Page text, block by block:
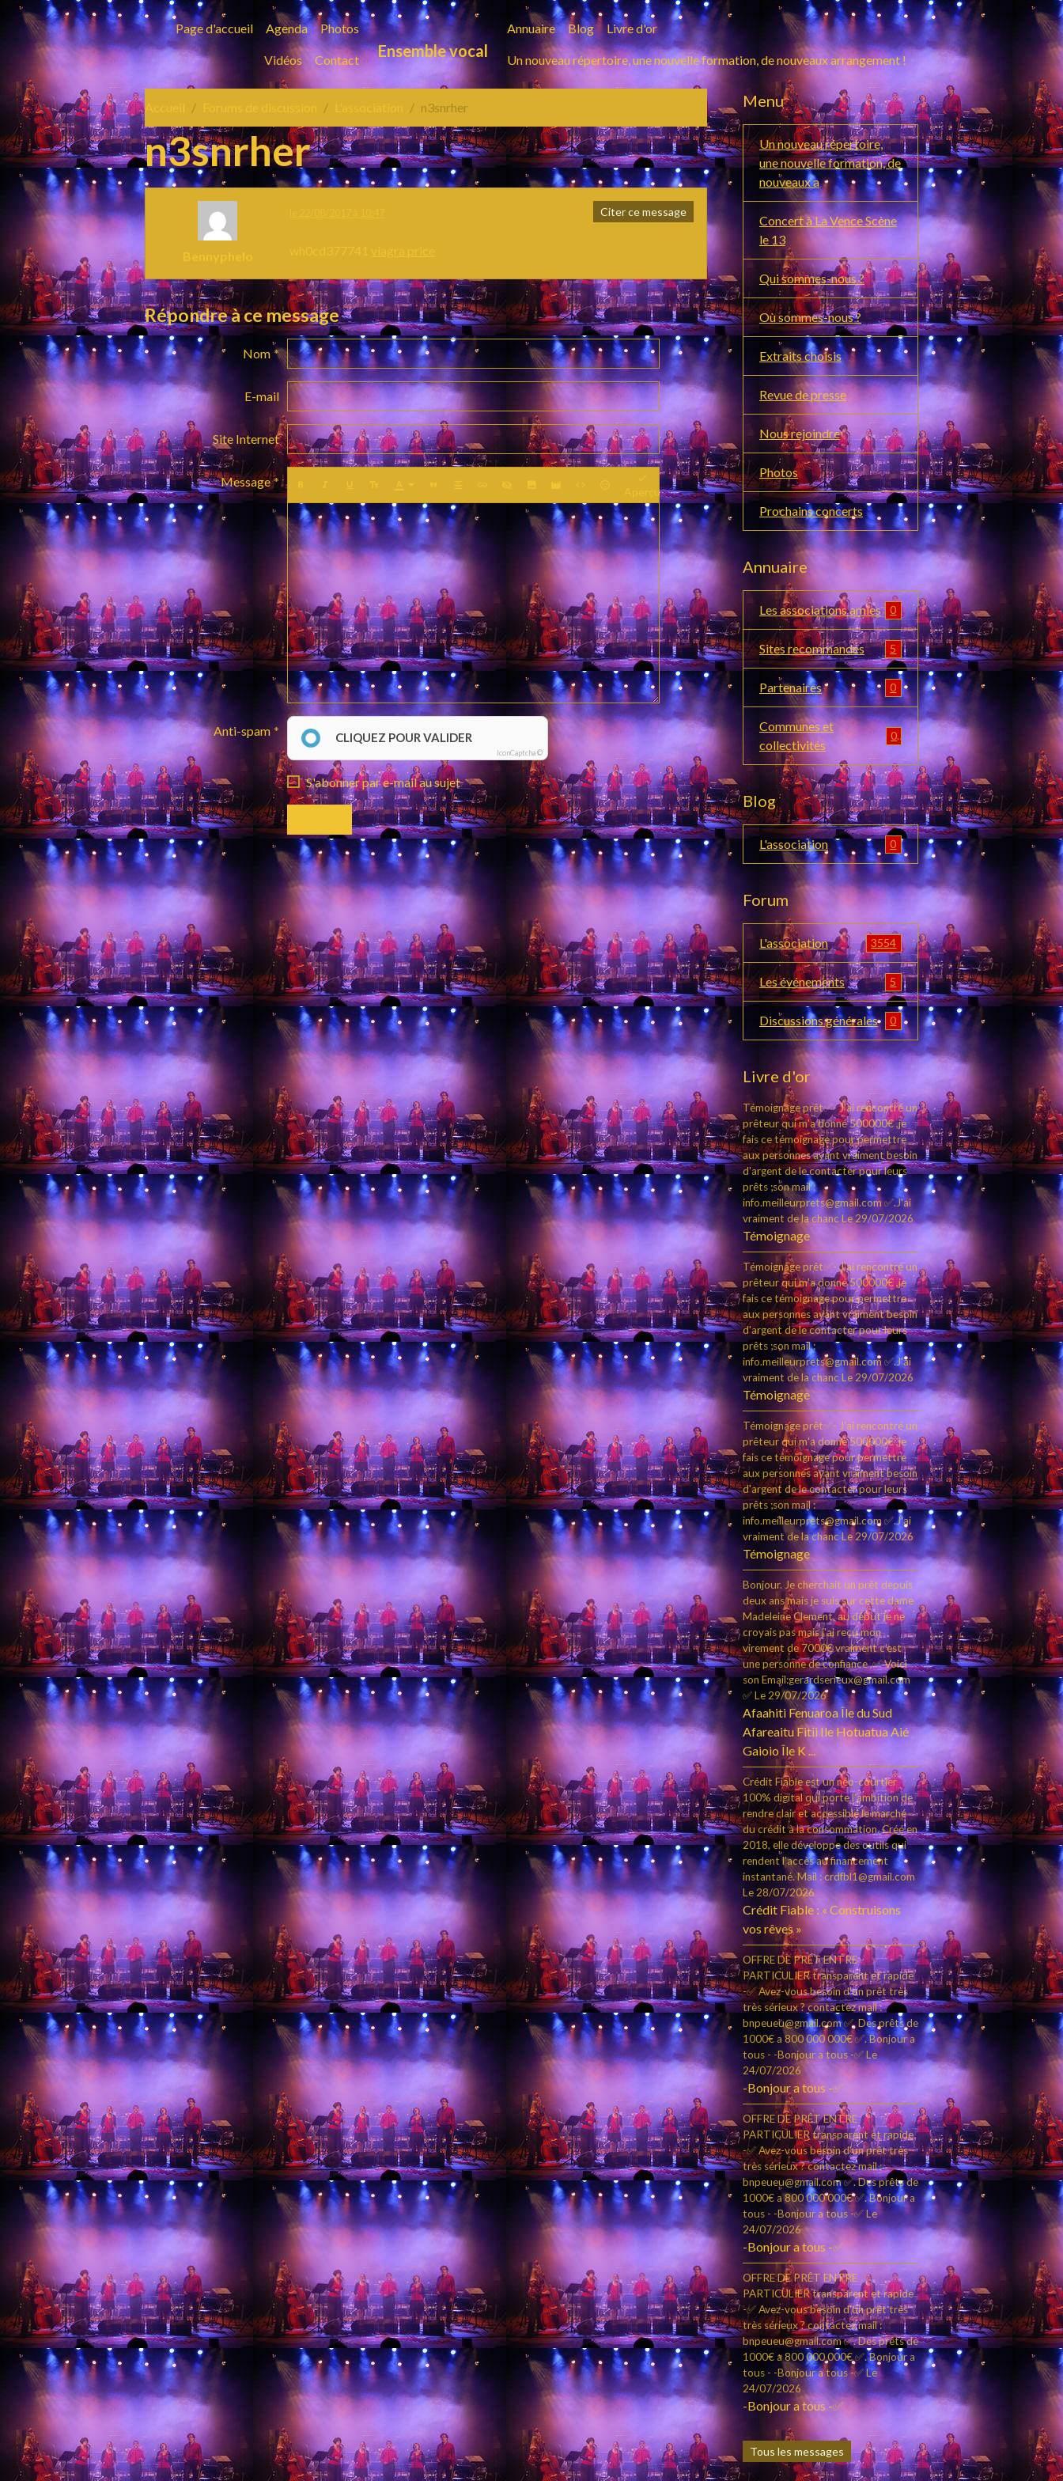
Page d'accueil Agenda Photos
Vidéos Contact Ensemble vocal
Annuaire Blog Livre d'or
Un nouveau répertoire, une nouvelle formation, de nouveaux arrangement !
Accueil Forums de discussion L'association n3snrher
n3snrher
Bennyphelo
Citer ce message
wh0cd377741 viagra price
Répondre à ce message
Nom
E-mail
Site Internet
Message
Aperçu
Anti-spam CLIQUEZ POUR VALIDER
IconCaptcha ©
S'abonner par e-mail au sujet
Menu
Un nouveau répertoire,
une nouvelle formation, de
nouveaux a
Concert à La Vence Scène
le 13
Qui sommes-nous ?
Où sommes-nous ?
Extraits choisis
Revue de presse
Nous rejoindre
Photos
Prochains concerts
Annuaire
Les associations amies 0
Sites recommandés 5
Partenaires 0
Communes et
collectivités
0
Blog
L'association 0
Forum
L'association 3554
Les événements 5
Discussions générales 0
Livre d'or
Témoignage prêt✅- J'ai rencontré un
prêteur qui m'a donné 500000€ ,je
fais ce témoignage pour permettre
aux personnes ayant vraiment besoin
d'argent de le contacter pour leurs
prêts ;son mail :
info.meilleurprets@gmail.com ✅.J'ai
vraiment de la chancLe 29/07/2026
Témoignage
Témoignage prêt✅- J'ai rencontré un
prêteur qui m'a donné 500000€ ,je
fais ce témoignage pour permettre
aux personnes ayant vraiment besoin
d'argent de le contacter pour leurs
prêts ;son mail :
info.meilleurprets@gmail.com ✅.J'ai
vraiment de la chanc Le 29/07/2026
Témoignage
Témoignage prêt✅- J'ai rencontré un
prêteur qui m'a donné 500000€ ,je
fais ce témoignage pour permettre
aux personnes ayant vraiment besoin
d'argent de le contacter pour leurs
prêts ;son mail :
info.meilleurprets@gmail.com ✅.J'ai
vraiment de la chancLe 29/07/2026
Témoignage
Bonjour. Je cherchait un prêt depuis
deux ans mais je suis sur cette dame
Madeleine Clement, au début je ne
croyais pas mais j'ai reçu mon
virement de 7000€ vraiment c’est
une personne de confiance ,✅ Voici
son Email:gerardserieux@gmail.com
✅Le 29/07/2026
Afaahiti Fenuaroa Île du Sud
Afareaitu Fitii Ile Hotuatua Aié
Gaioio Île K ...
Crédit Fiable est un néo-courtier
100% digital qui porte l’ambition de
rendre clair et accessible le marché
du crédit à la consommation. Créé en
2018, elle développe des outils qui
rendent l’accès au financement
instantané. Mail : crdfbl1@gmail.com
Le 28/07/2026
Crédit Fiable : « Construisons
vos rêves »
OFFRE DE PRÊT ENTRE
PARTICULIER transparent et rapide
-✅ Avez-vous besoin d'un prêt très
très sérieux ? contactez mail :
bnpeueu@gmail.com ✅. Des prêts de
1000€ a 800 000 000€ ✅. Bonjour a
tous - -Bonjour a tous -✅Le
24/07/2026
-Bonjour a tous -✅
OFFRE DE PRÊT ENTRE
PARTICULIER transparent et rapide
-✅ Avez-vous besoin d'un prêt très
très sérieux ? contactez mail :
bnpeueu@gmail.com ✅. Des prêts de
1000€ a 800 000 000€ ✅. Bonjour a
tous - -Bonjour a tous -✅Le
24/07/2026
-Bonjour a tous -✅
OFFRE DE PRÊT ENTRE
PARTICULIER transparent et rapide
-✅ Avez-vous besoin d'un prêt très
très sérieux ? contactez mail :
bnpeueu@gmail.com ✅. Des prêts de
1000€ a 800 000 000€ ✅. Bonjour a
tous - -Bonjour a tous -✅Le
24/07/2026
-Bonjour a tous -✅
Tous les messages